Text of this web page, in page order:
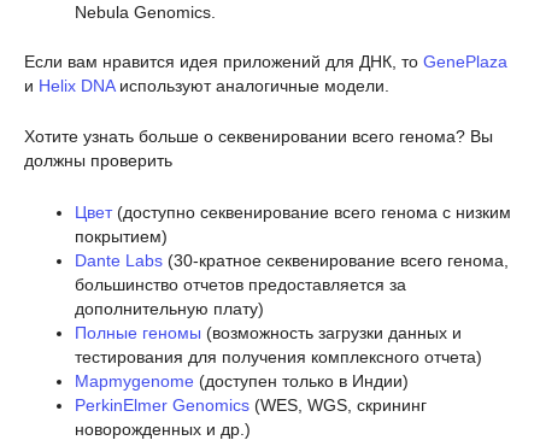
Nebula Genomics.
Если вам нравится идея приложений для ДНК, то GenePlaza
и Helix DNAиспользуют аналогичные модели.
Хотите узнать больше о секвенировании всего генома? Вы
должны проверить
Цвет(доступно секвенирование всего генома с низким
покрытием)
Dante Labs (30-кратное секвенирование всего генома,
большинство отчетов предоставляется за
дополнительную плату)
Полные геномы (возможность загрузки данных и
тестирования для получения комплексного отчета)
Mapmygenome (доступен только в Индии)
PerkinElmer Genomics (WES, WGS, скрининг
новорожденных и др.)